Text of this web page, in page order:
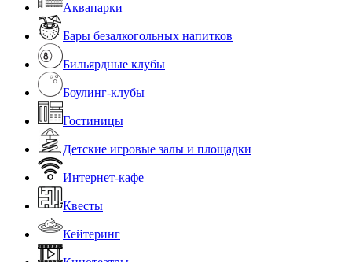
Аквапарки
Бары безалкогольных напитков
Бильярдные клубы
Боулинг-клубы
Гостиницы
Детские игровые залы и площадки
Интернет-кафе
Квесты
Кейтеринг